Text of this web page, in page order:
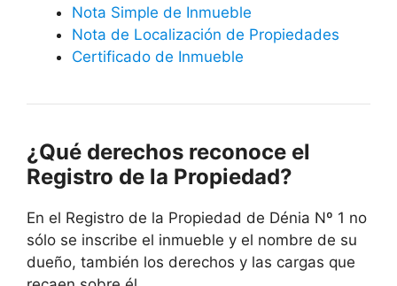
Nota Simple de Inmueble
Nota de Localización de Propiedades
Certificado de Inmueble
¿Qué derechos reconoce el
Registro de la Propiedad?
En el Registro de la Propiedad de Dénia Nº 1 no
sólo se inscribe el inmueble y el nombre de su
dueño, también los derechos y las cargas que